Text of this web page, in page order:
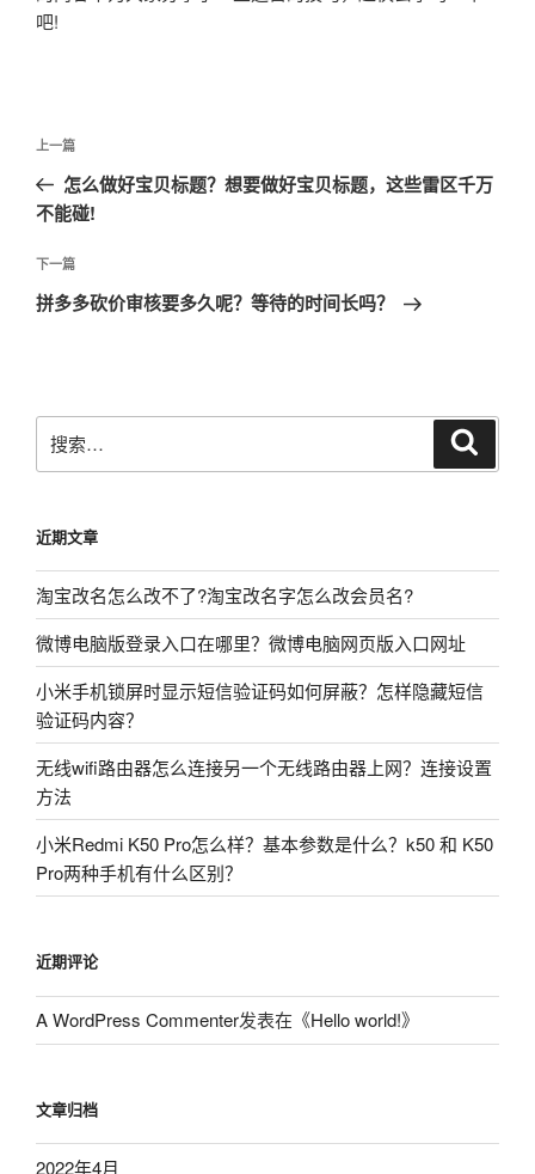
吧!
文
导
航
上
一
篇
章
上一篇
怎么做好宝贝标题？想要做好宝贝标题，这些雷区千万
不能碰!
下
一
下一篇
拼多多砍价审核要多久呢？等待的时间长吗？
搜
索：
近期文章
淘宝改名怎么改不了?淘宝改名字怎么改会员名?
微博电脑版登录入口在哪里？微博电脑网页版入口网址
小米手机锁屏时显示短信验证码如何屏蔽？怎样隐藏短信
验证码内容？
无线wifi路由器怎么连接另一个无线路由器上网？连接设置
方法
小米Redmi K50 Pro怎么样？基本参数是什么？k50 和 K50
Pro两种手机有什么区别？
近期评论
A WordPress Commenter发表在《Hello world!》
文章归档
2022年4月